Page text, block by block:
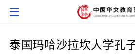
泰国玛哈沙拉坎大学孔